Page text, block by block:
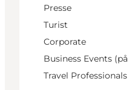
Presse
Turist
Corporate
Business Events
Travel